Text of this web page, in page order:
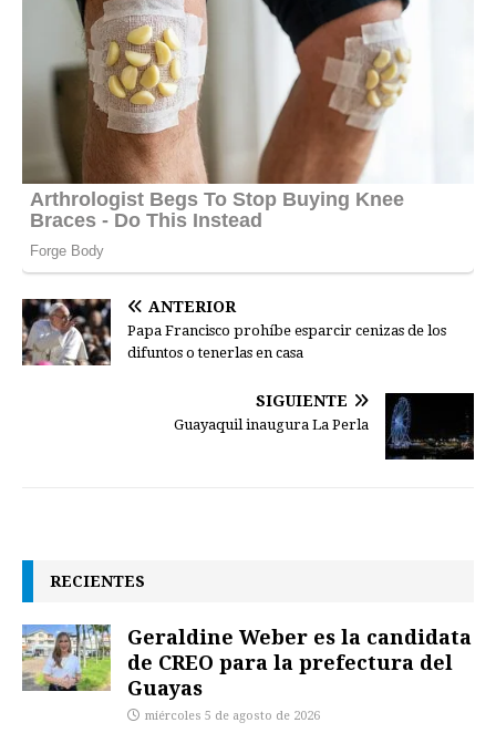
ANTERIOR
Papa Francisco prohíbe esparcir cenizas de los
difuntos o tenerlas en casa
SIGUIENTE
Guayaquil inaugura La Perla
RECIENTES
Geraldine Weber es la candidata
de CREO para la prefectura del
Guayas
miércoles 5 de agosto de 2026